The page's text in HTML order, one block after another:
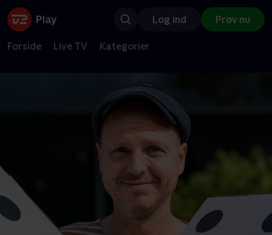
Log ind Prøv nu
Forside Live TV Kategorier